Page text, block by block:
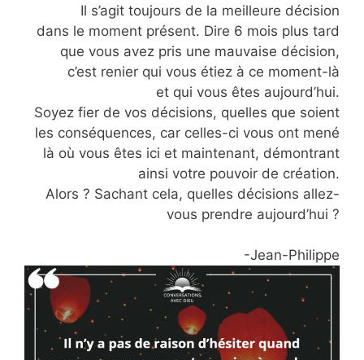
Il s’agit toujours de la meilleure décision
dans le moment présent. Dire 6 mois plus tard
que vous avez pris une mauvaise décision,
c’est renier qui vous étiez à ce moment-là
et qui vous êtes aujourd’hui.
Soyez fier de vos décisions, quelles que soient
les conséquences, car celles-ci vous ont mené
là où vous êtes ici et maintenant, démontrant
ainsi votre pouvoir de création.
Alors ? Sachant cela, quelles décisions allez-
vous prendre aujourd’hui ?
-Jean-Philippe